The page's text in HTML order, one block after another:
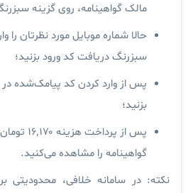
مالک گواهینامه، روی گزینه
حالا شماره موبایل مورد نظرتان را
سبزرنگدریافت کد ورودبزنید؛
پس از وارد کردن کد پیامک‌شده در
بزنید؛
پس از پرداخت هزینه ۱۶٬۱۷۰ تومان
گواهینامه را مشاهده می‌کنید.
نکته:در سامانه خلافی، محدودیتی